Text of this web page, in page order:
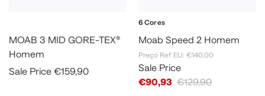
MOAB 3 MID GORE-TEX®
Homem
Sale Price €159,90
6 Cores
Moab Speed 2 Homem
Preço Ref EU: €140,00
Sale Price
€90,93 €129,90